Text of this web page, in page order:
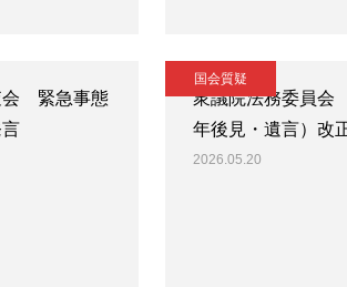
会 緊急事態
国会質疑
衆議院法務委員
年後見・遺言）改
2026.05.20